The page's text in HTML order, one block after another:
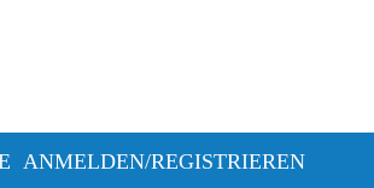
ANMELDEN/REGISTRIEREN